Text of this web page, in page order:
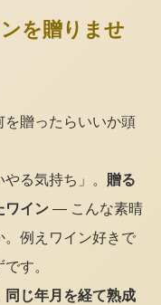
を贈りませ
を贈ったらいいか頭
る気持ち」。 贈る
ワイン — こんな素晴
。例えワイン好きで
す。
同じ年月を経て熟成